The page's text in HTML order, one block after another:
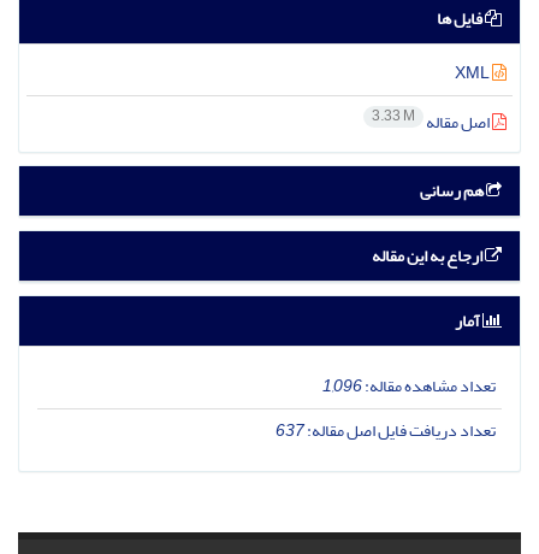
فایل ها
اصل مقاله 3.33 M
هم رسانی
ارجاع به این مقاله
آمار
تعداد مشاهده مقاله:1,096
تعداد دریافت فایل اصل مقاله:637